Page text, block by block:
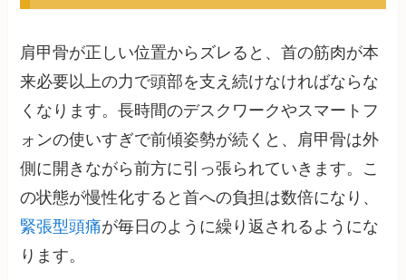
肩甲骨が正しい位置からズレると、首の筋肉が本
来必要以上の力で頭部を支え続けなければならな
くなります。長時間のデスクワークやスマートフ
ォンの使いすぎで前傾姿勢が続くと、肩甲骨は外
側に開きながら前方に引っ張られていきます。こ
の状態が慢性化すると首への負担は数倍になり、
緊張型頭痛が毎日のように繰り返されるようにな
ります。